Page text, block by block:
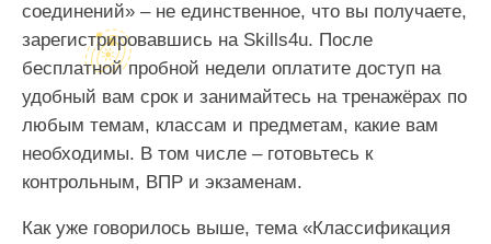
соединений» – не единственное, что вы получаете,
зарегистрировавшись на Skills4u. После
бесплатной пробной недели оплатите доступ на
удобный вам срок и занимайтесь на тренажёрах по
любым темам, классам и предметам, какие вам
необходимы. В том числе – готовьтесь к
контрольным, ВПР и экзаменам.
Как уже говорилось выше, тема «Классификация